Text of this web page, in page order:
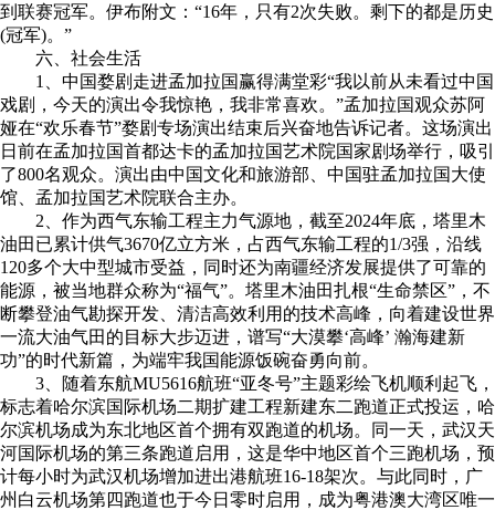
到联赛冠军。伊布附文：“16年，只有2次失败。剩下的都是历史
(冠军)。”
六、社会生活
1、中国婺剧走进孟加拉国赢得满堂彩“我以前从未看过中国
戏剧，今天的演出令我惊艳，我非常喜欢。”孟加拉国观众苏阿
娅在“欢乐春节”婺剧专场演出结束后兴奋地告诉记者。这场演出
日前在孟加拉国首都达卡的孟加拉国艺术院国家剧场举行，吸引
了800名观众。演出由中国文化和旅游部、中国驻孟加拉国大使
馆、孟加拉国艺术院联合主办。
2、作为西气东输工程主力气源地，截至2024年底，塔里木
油田已累计供气3670亿立方米，占西气东输工程的1/3强，沿线
120多个大中型城市受益，同时还为南疆经济发展提供了可靠的
能源，被当地群众称为“福气”。塔里木油田扎根“生命禁区”，不
断攀登油气勘探开发、清洁高效利用的技术高峰，向着建设世界
一流大油气田的目标大步迈进，谱写“大漠攀‘高峰’ 瀚海建新
功”的时代新篇，为端牢我国能源饭碗奋勇向前。
3、随着东航MU5616航班“亚冬号”主题彩绘飞机顺利起飞，
标志着哈尔滨国际机场二期扩建工程新建东二跑道正式投运，哈
尔滨机场成为东北地区首个拥有双跑道的机场。同一天，武汉天
河国际机场的第三条跑道启用，这是华中地区首个三跑机场，预
计每小时为武汉机场增加进出港航班16-18架次。与此同时，广
州白云机场第四跑道也于今日零时启用，成为粤港澳大湾区唯一